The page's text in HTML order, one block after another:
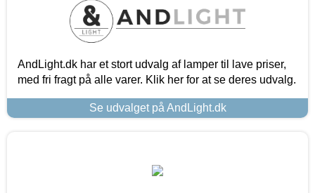
AndLight.dk har et stort udvalg af lamper til lave priser,
med fri fragt på alle varer. Klik her for at se deres udvalg.
Se udvalget på AndLight.dk